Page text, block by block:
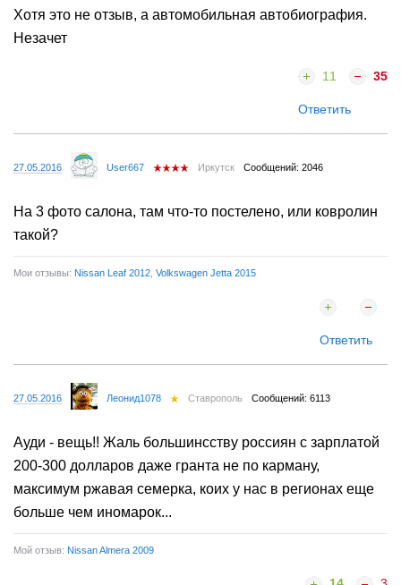
Хотя это не отзыв, а автомобильная автобиография.
Незачет
11 35
Ответить
27.05.2016 User667 Иркутск Сообщений: 2046
На 3 фото салона, там что-то постелено, или ковролин
такой?
Мои отзывы: Nissan Leaf 2012, Volkswagen Jetta 2015
Ответить
27.05.2016 Леонид1078 Ставрополь Сообщений: 6113
Ауди - вещь!! Жаль большинсству россиян с зарплатой
200-300 долларов даже гранта не по карману,
максимум ржавая семерка, коих у нас в регионах еще
больше чем иномарок...
Мой отзыв: Nissan Almera 2009